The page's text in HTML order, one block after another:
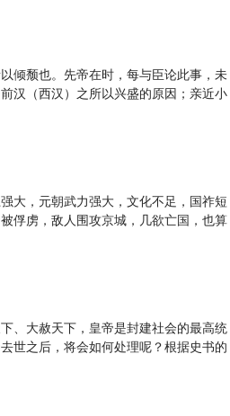
倾颓也。先帝在时，每与臣论此事，未
汉（西汉）之所以兴盛的原因；亲近小
大，元朝武力强大，文化不足，国祚短
俘虏，敌人围攻京城，几欲亡国，也算
、大赦天下，皇帝是封建社会的最高统
世之后，将会如何处理呢？根据史书的